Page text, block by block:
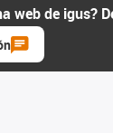
web de igus?